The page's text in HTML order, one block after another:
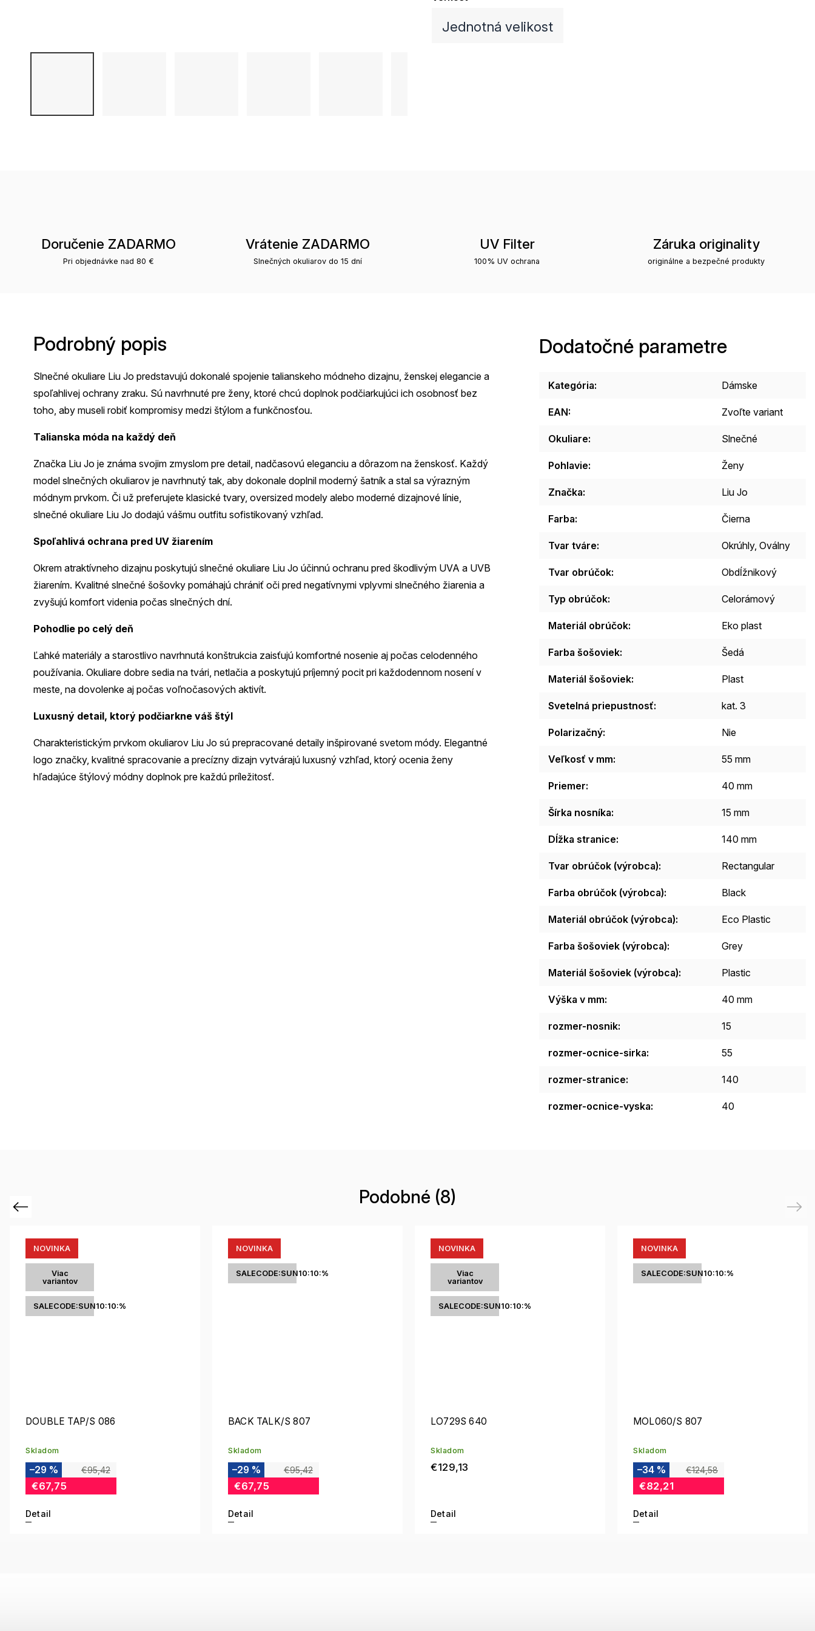
Jednotná velikost
Doručenie ZADARMO
Pri objednávke nad 80 €
Vrátenie ZADARMO
Slnečných okuliarov do 15 dní
UV Filter
100% UV ochrana
Záruka originality
originálne a bezpečné produkty
Podrobný popis
Slnečné okuliare Liu Jo predstavujú dokonalé spojenie talianskeho módneho dizajnu, ženskej elegancie a
spoľahlivej ochrany zraku. Sú navrhnuté pre ženy, ktoré chcú doplnok podčiarkujúci ich osobnosť bez
toho, aby museli robiť kompromisy medzi štýlom a funkčnosťou.
Talianska móda na každý deň
Značka Liu Jo je známa svojim zmyslom pre detail, nadčasovú eleganciu a dôrazom na ženskosť. Každý
model slnečných okuliarov je navrhnutý tak, aby dokonale doplnil moderný šatník a stal sa výrazným
módnym prvkom. Či už preferujete klasické tvary, oversized modely alebo moderné dizajnové línie,
slnečné okuliare Liu Jo dodajú vášmu outfitu sofistikovaný vzhľad.
Spoľahlivá ochrana pred UV žiarením
Okrem atraktívneho dizajnu poskytujú slnečné okuliare Liu Jo účinnú ochranu pred škodlivým UVA a UVB
žiarením. Kvalitné slnečné šošovky pomáhajú chrániť oči pred negatívnymi vplyvmi slnečného žiarenia a
zvyšujú komfort videnia počas slnečných dní.
Pohodlie po celý deň
Ľahké materiály a starostlivo navrhnutá konštrukcia zaisťujú komfortné nosenie aj počas celodenného
používania. Okuliare dobre sedia na tvári, netlačia a poskytujú príjemný pocit pri každodennom nosení v
meste, na dovolenke aj počas voľnočasových aktivít.
Luxusný detail, ktorý podčiarkne váš štýl
Charakteristickým prvkom okuliarov Liu Jo sú prepracované detaily inšpirované svetom módy. Elegantné
logo značky, kvalitné spracovanie a precízny dizajn vytvárajú luxusný vzhľad, ktorý ocenia ženy
hľadajúce štýlový módny doplnok pre každú príležitosť.
Dodatočné parametre
Kategória: Dámske
EAN: Zvoľte variant
Okuliare: Slnečné
Pohlavie: Ženy
Značka: Liu Jo
Farba: Čierna
Tvar tváre: Okrúhly, Oválny
Tvar obrúčok: Obdĺžnikový
Typ obrúčok: Celorámový
Materiál obrúčok: Eko plast
Farba šošoviek: Šedá
Materiál šošoviek: Plast
Svetelná priepustnosť: kat. 3
Polarizačný: Nie
Veľkosť v mm: 55 mm
Priemer: 40 mm
Šírka nosníka: 15 mm
Dĺžka stranice: 140 mm
Tvar obrúčok (výrobca): Rectangular
Farba obrúčok (výrobca): Black
Materiál obrúčok (výrobca): Eco Plastic
Farba šošoviek (výrobca): Grey
Materiál šošoviek (výrobca): Plastic
Výška v mm: 40 mm
rozmer-nosnik: 15
rozmer-ocnice-sirka: 55
rozmer-stranice: 140
rozmer-ocnice-vyska: 40
Podobné (8)
Previous
NOVINKA
Viac
variantov
SALECODE:SUN10:10:%
DOUBLE TAP/S 086
Skladom
€95,42
–29 %
€67,75
Detail
NOVINKA
SALECODE:SUN10:10:%
BACK TALK/S 807
Skladom
€95,42
–29 %
€67,75
Detail
NOVINKA
Viac
variantov
SALECODE:SUN10:10:%
LO729S 640
Skladom
€129,13
Detail
NOVINKA
SALECODE:SUN10:10:%
MOL060/S 807
Skladom
€124,58
–34 %
€82,21
Detail
Next